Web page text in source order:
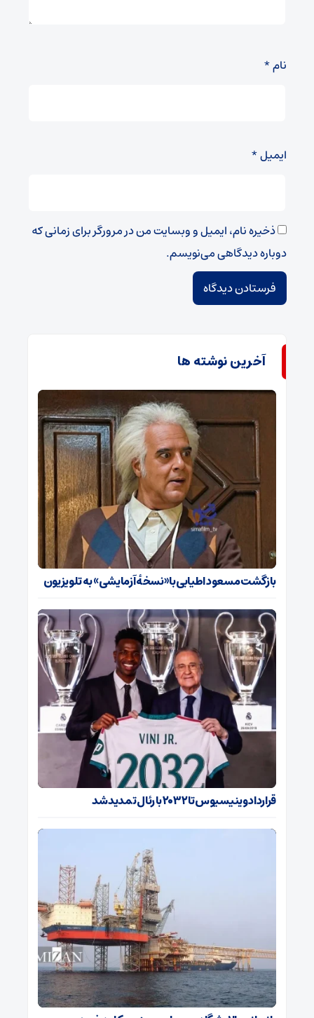
نام*
ایمیل*
ذخیره نام، ایمیل و وبسایت من در مرورگر برای زمانی که
دوباره دیدگاهی می‌نویسم.
آخرین نوشته ها
بازگشت مسعود اطیابی با «نسخهٔ آزمایشی» به تلویزیون
قرارداد وینیسیوس تا ۲۰۳۲ با رئال‌ تمدید شد